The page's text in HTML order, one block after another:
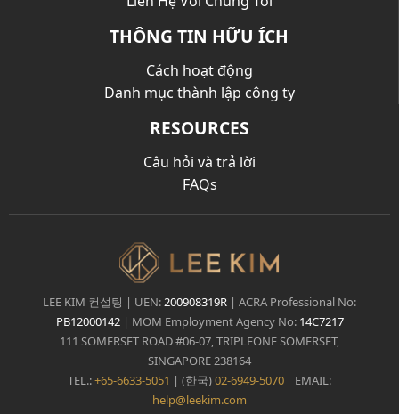
THÔNG TIN HỮU ÍCH
Cách hoạt động
Danh mục thành lập công ty
RESOURCES
Câu hỏi và trả lời
FAQs
LEE KIM 컨설팅 | UEN:200908319R | ACRA Professional No:
PB12000142| MOM Employment Agency No: 14C7217
111 SOMERSET ROAD #06-07, TRIPLEONE SOMERSET,
SINGAPORE 238164
TEL.:+65-6633-5051 | (한국)02-6949-5070 EMAIL:
help@leekim.com